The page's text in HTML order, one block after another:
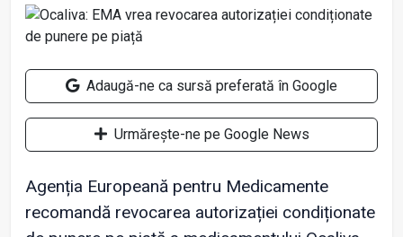
Adaugă-ne ca sursă preferată în Google
Urmărește-ne pe Google News
Agenția Europeană pentru Medicamente
recomandă revocarea autorizației condiționate